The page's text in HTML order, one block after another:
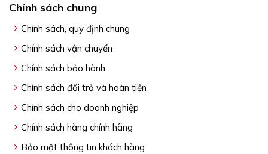
Chính sách chung
Chính sách, quy định chung
Chính sách vận chuyển
Chính sách bảo hành
Chính sách đổi trả và hoàn tiền
Chính sách cho doanh nghiệp
Chính sách hàng chính hãng
Bảo mật thông tin khách hàng